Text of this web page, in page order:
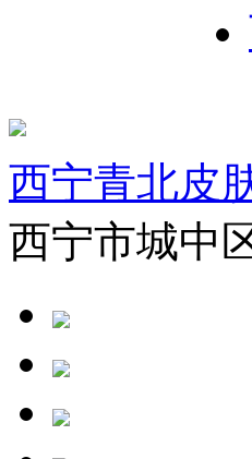
西宁青北皮
西宁市城中